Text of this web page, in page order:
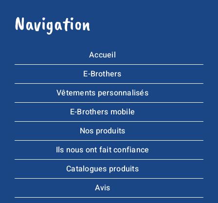
Navigation
Accueil
E-Brothers
Vêtements personnalisés
E-Brothers mobile
Nos produits
Ils nous ont fait confiance
Catalogues produits
Avis